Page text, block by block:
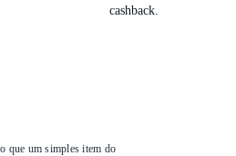
cashback.
que um simples item do